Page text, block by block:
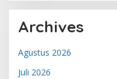
Archives
Agustus 2026
Juli 2026